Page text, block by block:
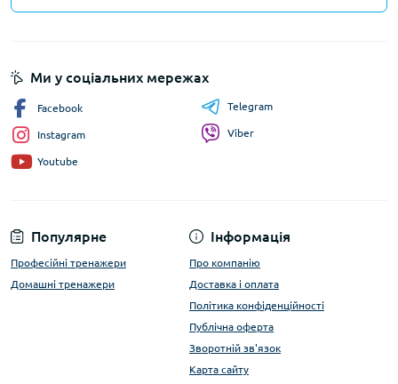
Популярне
Професійні тренажери
Домашні тренажери
Інформація
Про компанію
Доставка і оплата
Політика конфіденційності
Публічна оферта
Зворотній зв'язок
Карта сайту
Ми у соціальних мережах
Facebook
Instagram
Youtube
Telegram
Viber